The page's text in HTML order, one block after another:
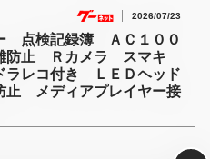
2026/07/23
点検記録簿 ＡＣ１００
防止 Ｒカメラ スマキ
レコ付き ＬＥＤヘッド
メディアプレイヤー接